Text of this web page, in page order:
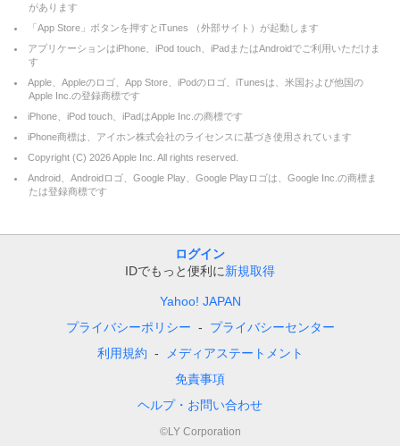
があります
「App Store」ボタンを押すとiTunes （外部サイト）が起動します
アプリケーションはiPhone、iPod touch、iPadまたはAndroidでご利用いただけま
す
Apple、Appleのロゴ、App Store、iPodのロゴ、iTunesは、米国および他国の
Apple Inc.の登録商標です
iPhone、iPod touch、iPadはApple Inc.の商標です
iPhone商標は、アイホン株式会社のライセンスに基づき使用されています
Copyright (C) 2026Apple Inc. All rights reserved.
Android、Androidロゴ、Google Play、Google Playロゴは、Google Inc.の商標ま
たは登録商標です
ログイン
IDでもっと便利に新規取得
Yahoo! JAPAN
プライバシーポリシー
プライバシーセンター
利用規約
メディアステートメント
免責事項
ヘルプ・お問い合わせ
©LY Corporation